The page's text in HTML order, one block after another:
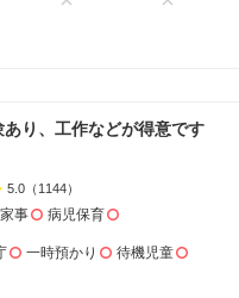
あり、工作などが得意です
5.0 （1144）
家事 病児保育
一時預かり 待機児童